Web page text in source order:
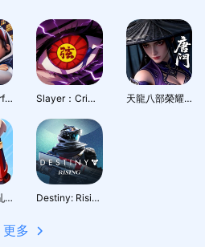
Subway Surfers City Slayer：Crimson Legacy 天龍八部榮耀版
角鬥士：混亂之戰 Destiny: Rising
更多